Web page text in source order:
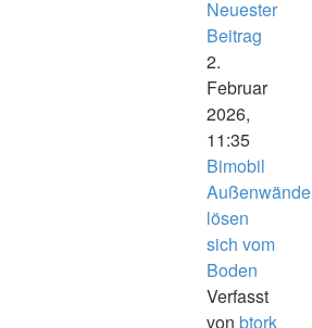
Neuester
Beitrag
2.
Februar
2026,
11:35
Bimobil
Außenwände
lösen
sich vom
Boden
Verfasst
von btork